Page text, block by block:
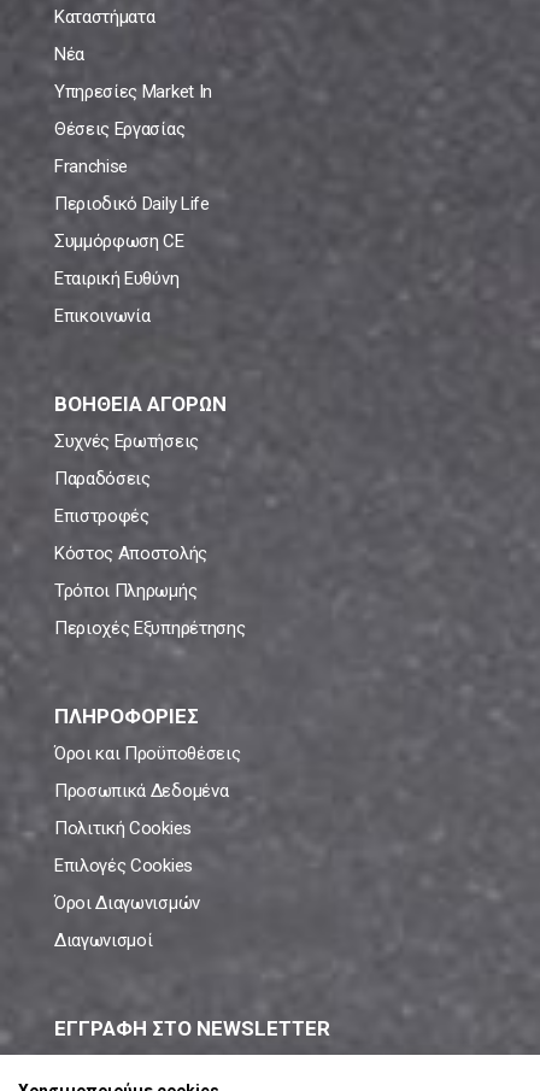
Καταστήματα
Νέα
Υπηρεσίες Market In
Θέσεις Εργασίας
Franchise
Περιοδικό Daily Life
Συμμόρφωση CE
Εταιρική Ευθύνη
Επικοινωνία
ΒΟΗΘΕΙΑ ΑΓΟΡΩΝ
Συχνές Ερωτήσεις
Παραδόσεις
Επιστροφές
Κόστος Αποστολής
Τρόποι Πληρωμής
Περιοχές Εξυπηρέτησης
ΠΛΗΡΟΦΟΡΙΕΣ
Όροι και Προϋποθέσεις
Προσωπικά Δεδομένα
Πολιτική Cookies
Επιλογές Cookies
Όροι Διαγωνισμών
Διαγωνισμοί
ΕΓΓΡΑΦΗ ΣΤΟ NEWSLETTER